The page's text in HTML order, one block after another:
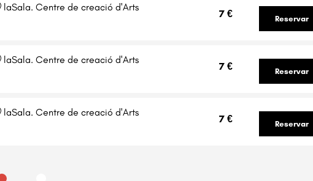
laSala. Centre de creació d'Arts
7 € Reservar
laSala. Centre de creació d'Arts
7 € Reservar
laSala. Centre de creació d'Arts
7 € Reservar